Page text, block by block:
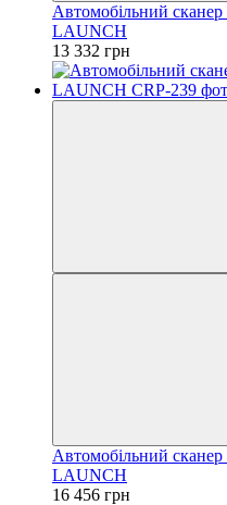
Автомобільний сканер
LAUNCH
13 332 грн
Автомобільний
LAUNCH
16 456 грн